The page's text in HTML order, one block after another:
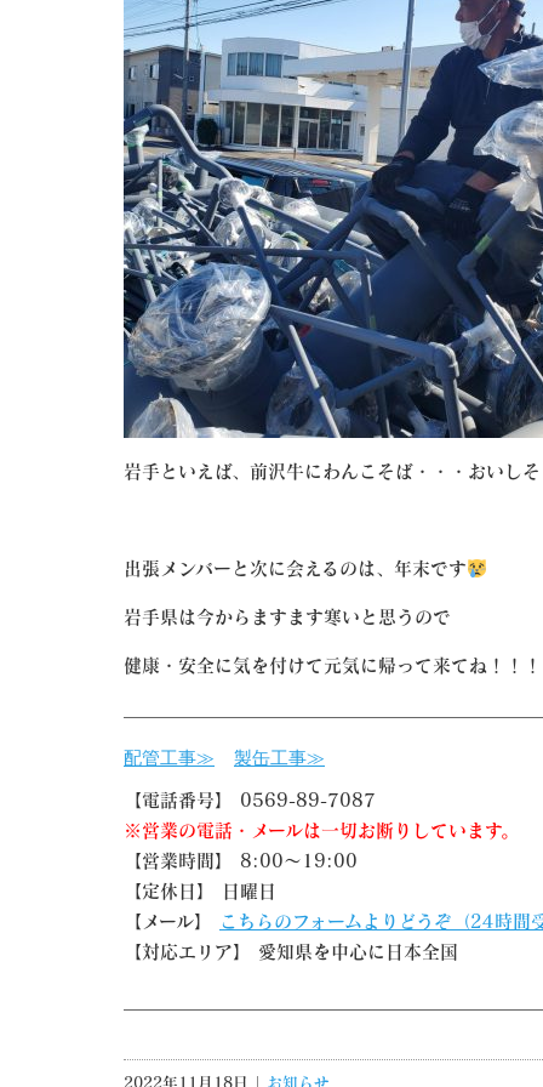
岩手といえば、前沢牛にわんこそば・・・おいし
出張メンバーと次に会えるのは、年末です
岩手県は今からますます寒いと思うので
健康・安全に気を付けて元気に帰って来てね！！！
配管工事≫ 製缶工事≫
【電話番号】 0569-89-7087
※営業の電話・メールは一切お断りしています。
【営業時間】 8:00～19:00
【定休日】 日曜日
【メール】
こちらのフォームよりどうぞ（24時間
【対応エリア】 愛知県を中心に日本全国
2022年11月18日 | お知らせ